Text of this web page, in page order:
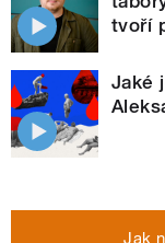
tvoří
Jaké
Jak